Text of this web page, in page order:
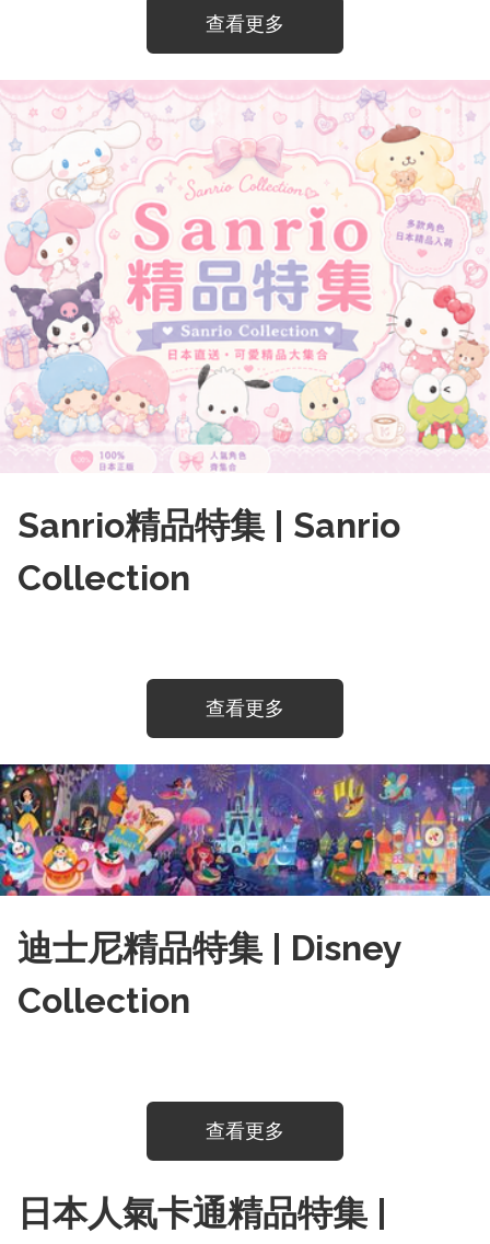
查看更多
Sanrio精品特集 | Sanrio
Collection
查看更多
迪士尼精品特集 | Disney
Collection
查看更多
日本人氣卡通精品特集 |